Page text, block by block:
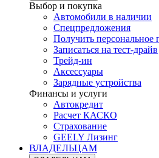
Выбор и покупка
Автомобили в наличии
Спецпредложения
Получить персональное
Записаться на тест-драйв
Трейд-ин
Аксессуары
Зарядные устройства
Финансы и услуги
Автокредит
Расчет КАСКО
Страхование
GEELY Лизинг
ВЛАДЕЛЬЦАМ